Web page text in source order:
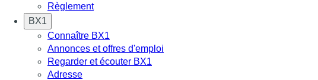
Règlement
BX1
Connaître BX1
Annonces et offres d'emploi
Regarder et écouter BX1
Adresse